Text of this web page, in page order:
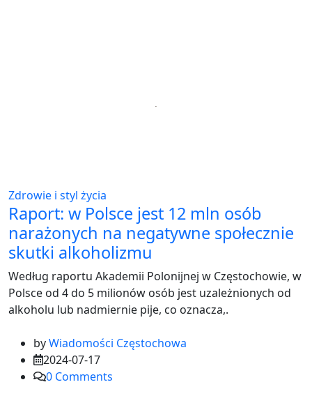
Zdrowie i styl życia
Raport: w Polsce jest 12 mln osób
narażonych na negatywne społecznie
skutki alkoholizmu
Według raportu Akademii Polonijnej w Częstochowie, w
Polsce od 4 do 5 milionów osób jest uzależnionych od
alkoholu lub nadmiernie pije, co oznacza,.
byWiadomości Częstochowa
2024-07-17
0 Comments